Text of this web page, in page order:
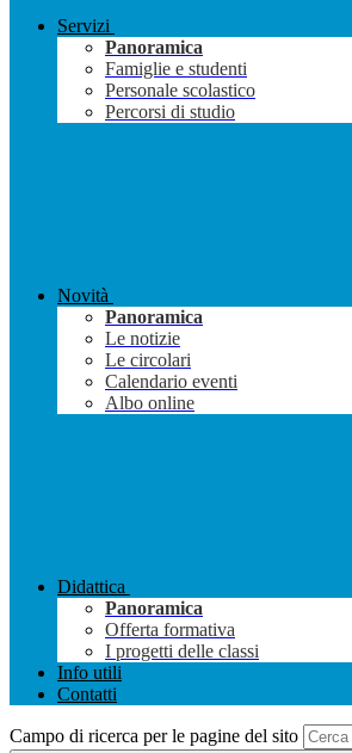
Servizi
Panoramica
Famiglie e studenti
Personale scolastico
Percorsi di studio
Novità
Panoramica
Le notizie
Le circolari
Calendario eventi
Albo online
Didattica
Panoramica
Offerta formativa
I progetti delle classi
Info utili
Contatti
Campo di ricerca per le pagine del sito